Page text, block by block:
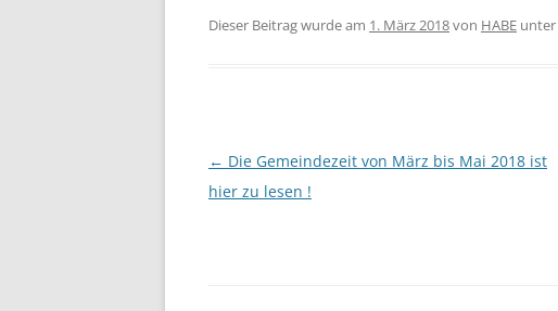
Dieser Beitrag wurde am 1. März 2018von HABE unter
Beitragsnavigation
← Die Gemeindezeit von März bis Mai 2018 ist
hier zu lesen !